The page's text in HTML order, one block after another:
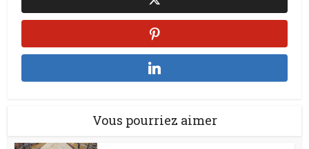
Vous pourriez aimer